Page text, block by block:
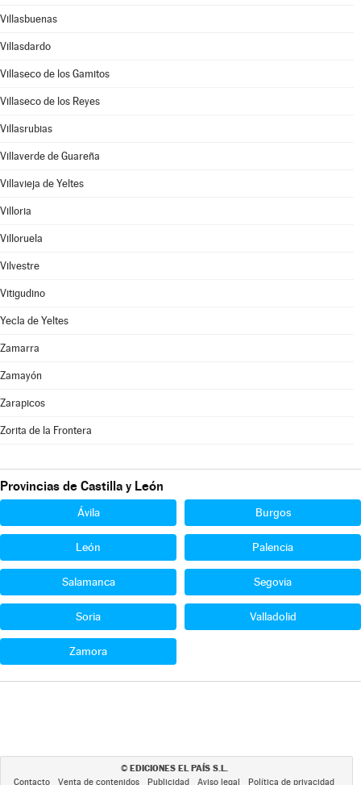
Villasbuenas
Villasdardo
Villaseco de los Gamitos
Villaseco de los Reyes
Villasrubias
Villaverde de Guareña
Villavieja de Yeltes
Villoria
Villoruela
Vilvestre
Vitigudino
Yecla de Yeltes
Zamarra
Zamayón
Zarapicos
Zorita de la Frontera
Provincias de Castilla y León
Ávila Burgos
León Palencia
Salamanca Segovia
Soria Valladolid
Zamora
© EDICIONES EL PAÍS S.L.
Contacto Venta de contenidos Publicidad Aviso legal Política de privacidad